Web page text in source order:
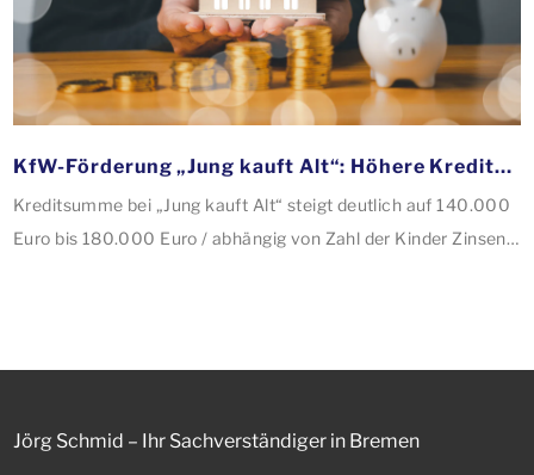
KfW-Förderung „Jung kauft Alt“: Höhere Kredite ab August 2026
Kreditsumme bei „Jung kauft Alt“ steigt deutlich auf 140.000
Euro bis 180.000 Euro / abhängig von Zahl der Kinder Zinsen
energetischer Sanierung binnen 54 Monaten nach
Jörg Schmid – Ihr Sachverständiger in Bremen